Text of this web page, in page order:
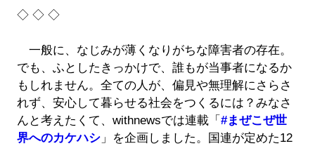
◇ ◇ ◇
一般に、なじみが薄くなりがちな障害者の存在。
でも、ふとしたきっかけで、誰もが当事者になるか
もしれません。全ての人が、偏見や無理解にさらさ
れず、安心して暮らせる社会をつくるには？みなさ
んと考えたくて、withnewsでは連載「 #まぜこぜ世
界へのカケハシ」を企画しました。国連が定めた12